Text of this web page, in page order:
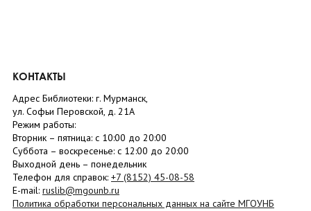
КОНТАКТЫ
Адрес Библиотеки: г. Мурманск,
ул. Софьи Перовской, д. 21А
Режим работы:
Вторник – пятница: с 10:00 до 20:00
Суббота – воскресенье: c 12:00 до 20:00
Выходной день – понедельник
Телефон для справок: +7 (8152) 45-08-58
E-mail: ruslib@mgounb.ru
Политика обработки персональных данных на сайте МГОУНБ